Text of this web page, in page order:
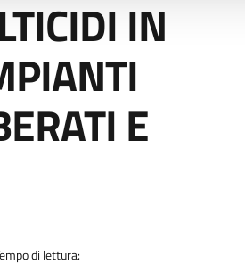
IN
E
di lettura: